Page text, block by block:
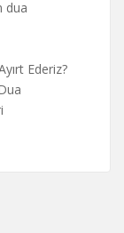
dua
Ederiz?